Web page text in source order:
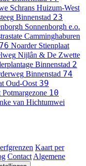
Schrans Huizum-West
Binnenstad 23
Sonnenborgh e.o.
Camminghaburen
Noarder Stienplaat
Nijlân & De Zwette
Binnenstad 2
Binnenstad 74
Oud-Oost 39
Potmargezone 10
van Hichtumwei
Kaart per
ContactAlgemene